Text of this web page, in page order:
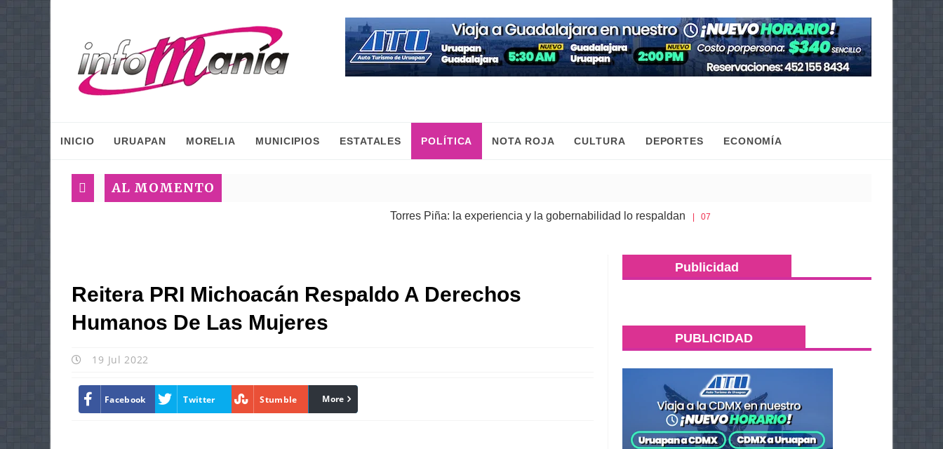
INICIO URUAPAN MORELIA MUNICIPIOS ESTATALES POLÍTICA NOTA ROJA CULTURA DEPORTES ECONOMÍA
AL MOMENTO
Torres Piña: la experiencia y la gobernabilidad lo respaldan| 07 Ago 2026
Reitera PRI Michoacán Respaldo A Derechos
Humanos De Las Mujeres
19 Jul 2022
Facebook Twitter Stumble linkedin
More
Publicidad
PUBLICIDAD